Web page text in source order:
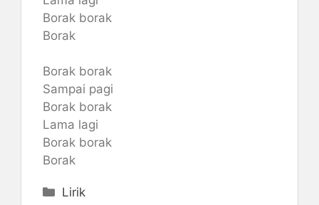
Borak borak
Borak
Borak borak
Sampai pagi
Borak borak
Lama lagi
Borak borak
Borak
Categories
Lirik